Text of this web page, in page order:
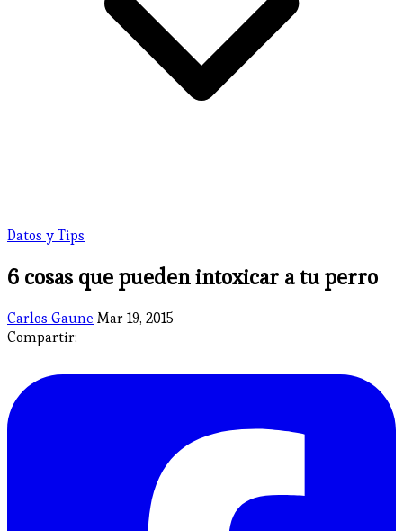
Datos y Tips
6 cosas que pueden intoxicar a tu perro
Carlos Gaune Mar 19, 2015
Compartir: